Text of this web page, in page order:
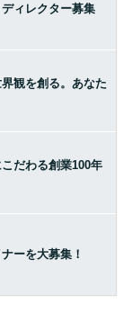
ィレクター募集
観を創る。あなた
だわる創業100年
ーを大募集！